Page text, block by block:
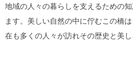
地域の人々の暮らしを支えるための
ます。美しい自然の中に佇むこの橋
在も多くの人々が訪れその歴史と美し